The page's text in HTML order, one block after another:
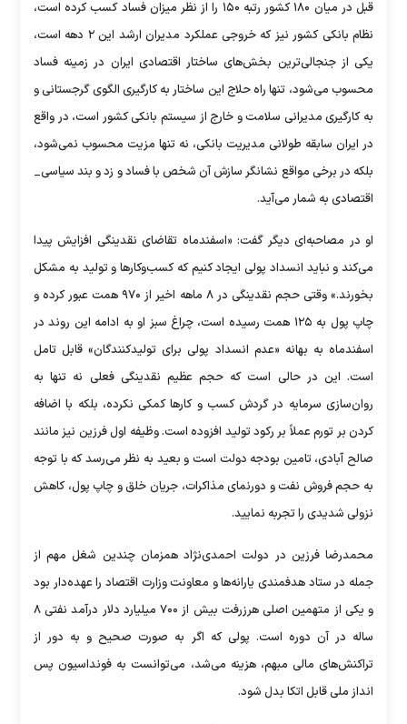
قبل در میان ۱۸۰ کشور رتبه ۱۵۰ را از نظر میزان فساد کسب کرده است،
نظام بانکی کشور نیز که خروجی عملکرد مدیران ارشد این ۲ دهه است،
یکی از جنجالی‌ترین بخش‌های ساختار اقتصادی ایران در زمینه فساد
محسوب می‌شود، تنها راه حلاج این ساختار به کارگیری الگوی گرجستانی و
به کارگیری مدیرانی سلامت و خارج از سیستم بانکی کشور است، در واقع
در ایران سابقه طولانی مدیریت بانکی، نه تنها مزیت محسوب نمی‌شود،
بلکه در برخی مواقع نشانگر سازش آن شخص با فساد و زد و بند سیاسی_
اقتصادی به شمار می‌آید.
او در مصاحبه‌ای دیگر گفت: «اسفندماه تقاضای نقدینگی افزایش پیدا
می‌کند و نباید انسداد پولی ایجاد کنیم که کسب‌وکار‌ها و تولید به مشکل
بخورند.» وقتی حجم نقدینگی در ۸ ماهه اخیر از ۹۷۰ همت عبور کرده و
چاپ پول به ۱۲۵ همت رسیده است، چراغ سبز او به ادامه این روند در
اسفندماه به بهانه «عدم انسداد پولی برای تولیدکنندگان» قابل تامل
است. این در حالی است که حجم عظیم نقدینگی فعلی نه تنها به
روان‌سازی سرمایه در گردش کسب و کار‌ها کمکی نکرده، بلکه با اضافه
کردن بر تورم عملاً بر رکود تولید افزوده است. وظیفه اول فرزین نیز مانند
صالح آبادی، تامین بودجه دولت است و بعید به نظر می‌رسد که با توجه
به حجم فروش نفت و دورنمای مذاکرات، جریان خلق و چاپ پول، کاهش
نزولی شدیدی را تجربه نمایید.
محمدرضا فرزین در دولت احمدی‌نژاد همزمان چندین شغل مهم از
جمله در ستاد هدفمندی یارانه‌ها و معاونت وزارت اقتصاد را عهده‌دار بود
و یکی از متهمین اصلی هرزرفت بیش از ۷۰۰ میلیارد دلار درآمد نفتی ۸
ساله در آن دوره است. پولی که اگر به صورت صحیح و به دور از
تراکنش‌های مالی مبهم، هزینه می‌شد، می‌توانست به فونداسیون پس
انداز ملی قابل اتکا بدل شود.